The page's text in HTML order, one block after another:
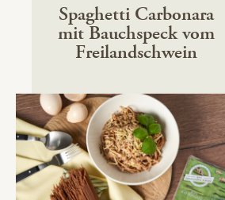
Spaghetti Carbonara
mit Bauchspeck vom
Freilandschwein